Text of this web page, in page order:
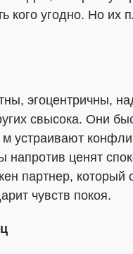
кого угодно. Но их
эгоцентричны,
свысока. Они
устраивают
напротив ценят
партнер, который
чувств покоя.